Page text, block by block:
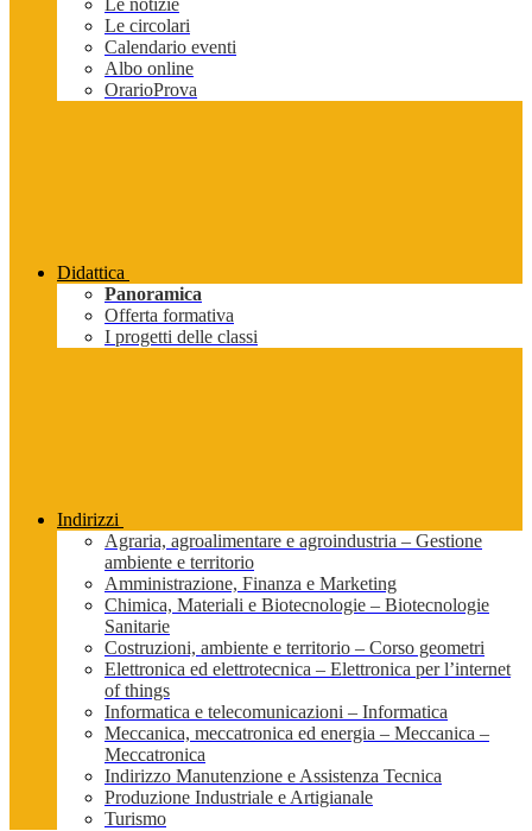
Le notizie
Le circolari
Calendario eventi
Albo online
OrarioProva
Didattica
Panoramica
Offerta formativa
I progetti delle classi
Indirizzi
Agraria, agroalimentare e agroindustria – Gestione
ambiente e territorio
Amministrazione, Finanza e Marketing
Chimica, Materiali e Biotecnologie – Biotecnologie
Sanitarie
Costruzioni, ambiente e territorio – Corso geometri
Elettronica ed elettrotecnica – Elettronica per l’internet
of things
Informatica e telecomunicazioni – Informatica
Meccanica, meccatronica ed energia – Meccanica –
Meccatronica
Indirizzo Manutenzione e Assistenza Tecnica
Produzione Industriale e Artigianale
Turismo